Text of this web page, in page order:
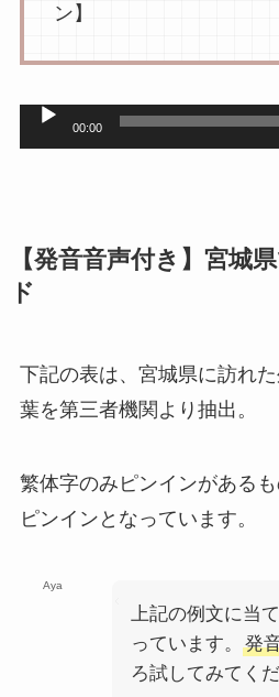
ン】
声
ー
ヤ
00:00
【発音音声付き】宮城
ド
下記の表は、宮城県に訪れ
葉を第三者機関より抽出。
繁体字のみピンインがある
ピンインとなっています。
Aya
上記の例文に当
っています。
発
ろ試してみてく